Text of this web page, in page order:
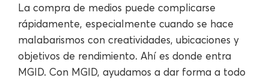
La compra de medios puede complicarse
rápidamente, especialmente cuando se hace
malabarismos con creatividades, ubicaciones y
objetivos de rendimiento. Ahí es donde entra
MGID. Con MGID, ayudamos a dar forma a todo